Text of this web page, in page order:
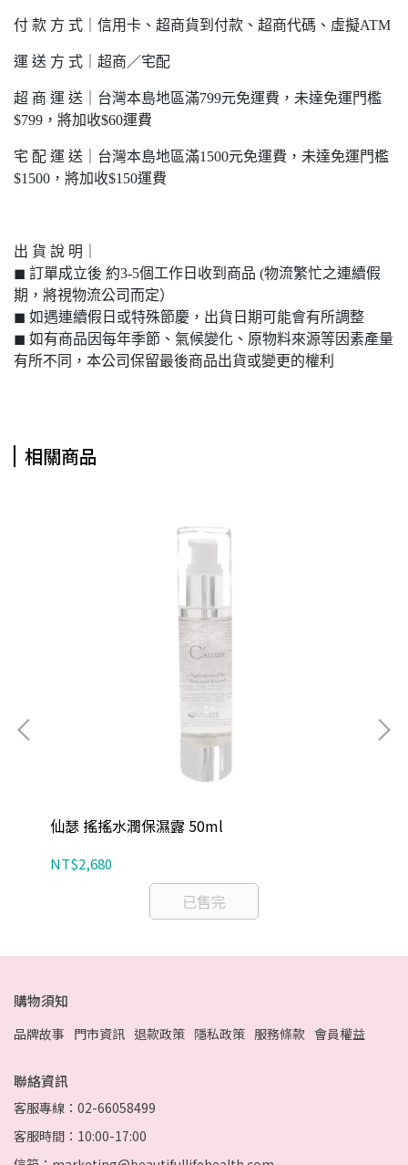
付 款 方 式｜信用卡、超商貨到付款、超商代碼、虛擬ATM
運 送 方 式｜超商／宅配
超 商 運 送｜台灣本島地區滿799元免運費，未達免運門檻
$799，將加收$60運費
宅 配 運 送｜台灣本島地區滿1500元免運費，未達免運門檻
$1500，將加收$150運費
出 貨 說 明｜
◼︎ 訂單成立後 約3-5個工作日收到商品 (物流繁忙之連續假
期，將視物流公司而定）
◼︎ 如遇連續假日或特殊節慶，出貨日期可能會有所調整
◼︎ 如有商品因每年季節、氣候變化、原物料來源等因素產量
有所不同，本公司保留最後商品出貨或變更的權利
相關商品
仙瑟 搖搖水潤保濕露 50ml
NT$2,680
已售完
購物須知
品牌故事 門市資訊 退款政策 隱私政策 服務條款 會員權益
聯絡資訊
客服專線：02-66058499
客服時間：10:00-17:00